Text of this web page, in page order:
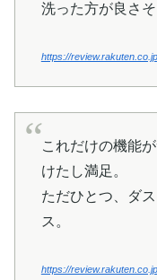
洗った方が良さそ
https://
これだけの機能
けたし満足。
ただひとつ、ダ
ス。
https://